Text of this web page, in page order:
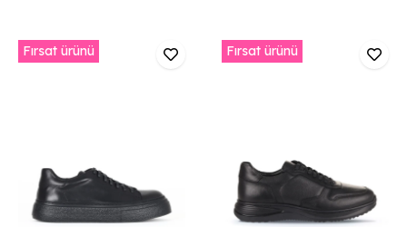
Fırsat ürünü Fırsat ürünü